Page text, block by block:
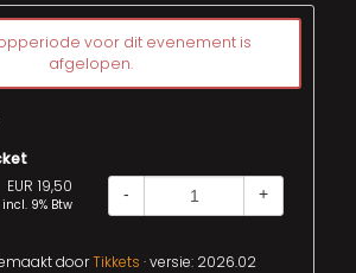
voor dit evenement is
afgelopen.
EUR 19,50
incl. 9% Btw
- +
doorTikkets · versie: 2026.02